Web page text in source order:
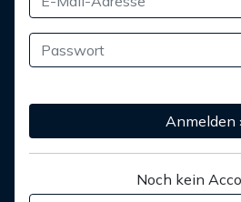
Anmelden
Noch kein